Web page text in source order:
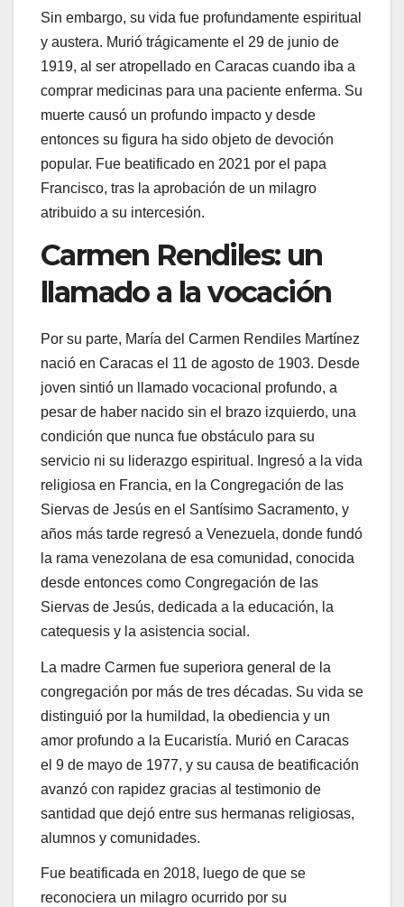
Sin embargo, su vida fue profundamente espiritual
y austera. Murió trágicamente el 29 de junio de
1919, al ser atropellado en Caracas cuando iba a
comprar medicinas para una paciente enferma. Su
muerte causó un profundo impacto y desde
entonces su figura ha sido objeto de devoción
popular. Fue beatificado en 2021 por el papa
Francisco, tras la aprobación de un milagro
atribuido a su intercesión.
Carmen Rendiles: un
llamado a la vocación
Por su parte, María del Carmen Rendiles Martínez
nació en Caracas el 11 de agosto de 1903. Desde
joven sintió un llamado vocacional profundo, a
pesar de haber nacido sin el brazo izquierdo, una
condición que nunca fue obstáculo para su
servicio ni su liderazgo espiritual. Ingresó a la vida
religiosa en Francia, en la Congregación de las
Siervas de Jesús en el Santísimo Sacramento, y
años más tarde regresó a Venezuela, donde fundó
la rama venezolana de esa comunidad, conocida
desde entonces como Congregación de las
Siervas de Jesús, dedicada a la educación, la
catequesis y la asistencia social.
La madre Carmen fue superiora general de la
congregación por más de tres décadas. Su vida se
distinguió por la humildad, la obediencia y un
amor profundo a la Eucaristía. Murió en Caracas
el 9 de mayo de 1977, y su causa de beatificación
avanzó con rapidez gracias al testimonio de
santidad que dejó entre sus hermanas religiosas,
alumnos y comunidades.
Fue beatificada en 2018, luego de que se
reconociera un milagro ocurrido por su